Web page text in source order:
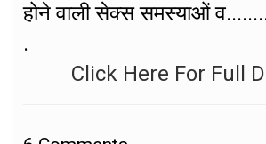
होने वाली सेक्स समस्याओं
.
Click Here For Full